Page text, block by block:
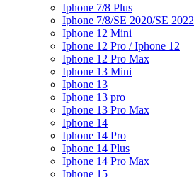
Iphone 7/8 Plus
Iphone 7/8/SE 2020/SE 2022
Iphone 12 Mini
Iphone 12 Pro / Iphone 12
Iphone 12 Pro Max
Iphone 13 Mini
Iphone 13
Iphone 13 pro
Iphone 13 Pro Max
Iphone 14
Iphone 14 Pro
Iphone 14 Plus
Iphone 14 Pro Max
Iphone 15